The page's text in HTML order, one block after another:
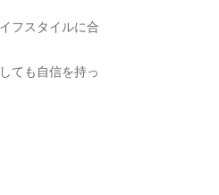
フスタイルに合
ても自信を持っ